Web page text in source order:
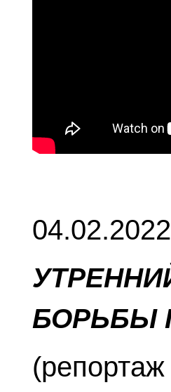
04.02.2022
БОРЬБЫ